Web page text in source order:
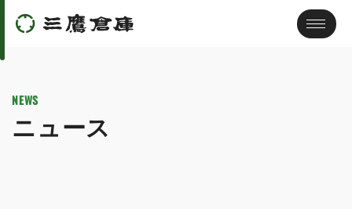
NEWS
ニュース